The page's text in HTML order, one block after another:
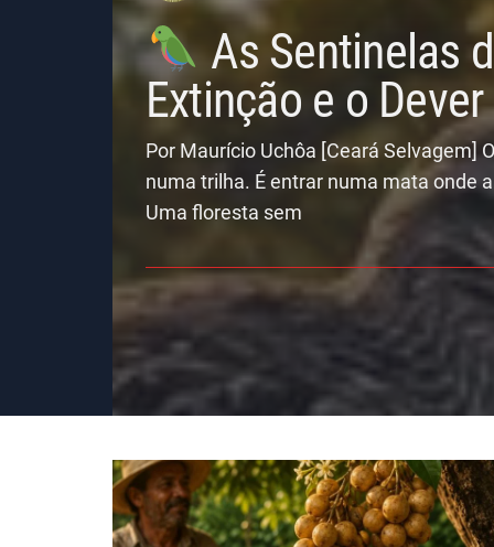
As Sentinelas
Extinção e o
Por Maurício Uchôa [Ceará Selvagem]
numa trilha. É entrar numa mata onde
Uma floresta sem